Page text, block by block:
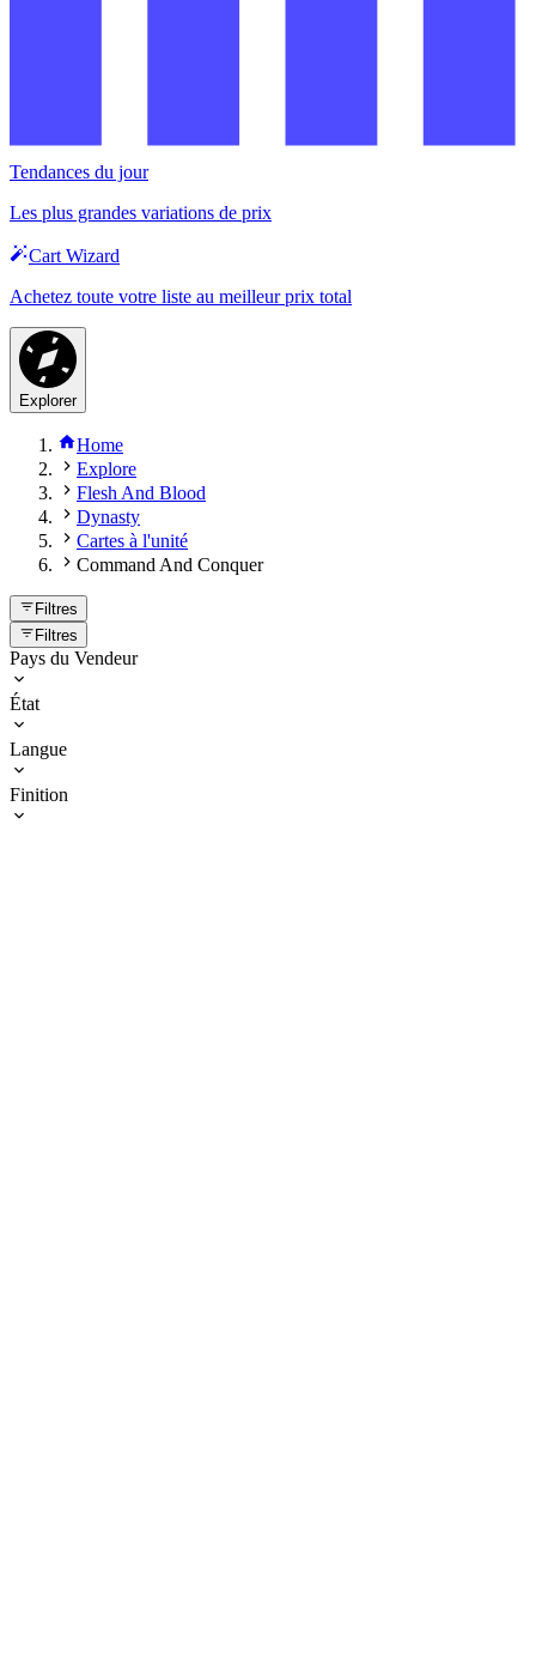
Tendances du jour
Les plus grandes variations de prix
Cart Wizard
Achetez toute votre liste au meilleur prix total
Explorer
Home
Explore
Flesh And Blood
Dynasty
Cartes à l'unité
Command And Conquer
Filtres
Filtres
Pays du Vendeur
État
Langue
Finition